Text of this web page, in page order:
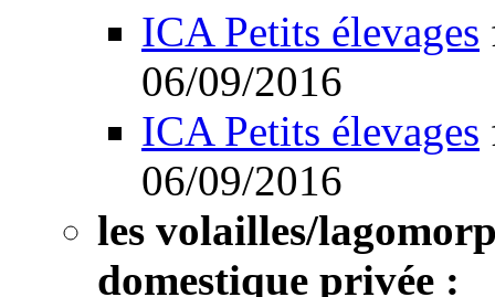
ICA Petits élevages
06/09/2016
ICA Petits élevages
06/09/2016
les volailles/
domestique privée :